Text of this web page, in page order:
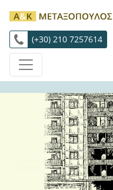
(+30) 210 7257614